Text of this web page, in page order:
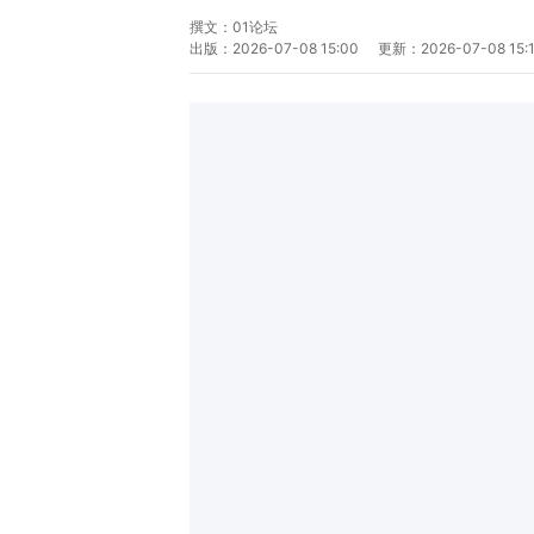
撰文： 01论坛
出版： 2026-07-08 15:00 更新： 2026-07-08